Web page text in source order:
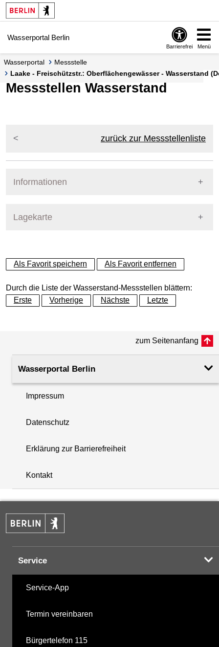
Springe zur Navigation
Springe zum Inhalt
Wasserportal Berlin
Barrierefrei Menü
Wasserportal
Messstelle
Laake - Freischützstr.: Oberflächengewässer - Wasserstand
Messstellen Wasserstand
zurück zur Messstellenliste
Informationen
Lagekarte
+
−
+
−
Als Favorit speichern Als Favorit entfernen
Durch die Liste der Wasserstand-Messstellen blättern:
Erste
Vorherige Nächste Letzte
zum Seitenanfang
Wasserportal Berlin
Impressum
Datenschutz
Erklärung zur Barrierefreiheit
Kontakt
Service
Service-App
Termin vereinbaren
Bürgertelefon 115